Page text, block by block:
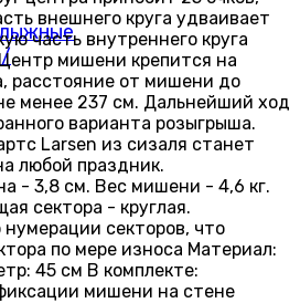
внешнего круга удваивает
часть внутреннего круга
мишени крепится на
расстояние от мишени до
менее 237 см. Дальнейший ход
варианта розыгрыша.
Larsen из сизаля станет
любой праздник.
- 3,8 см. Вес мишени - 4,6 кг.
сектора - круглая.
секторов, что
по мере износа Материал:
45 см В комплекте:
мишени на стене